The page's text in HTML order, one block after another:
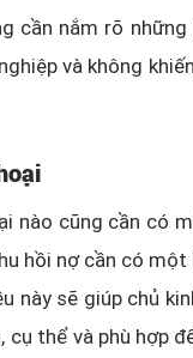
cần nắm rõ
và không
nào cũng cần có
hồi nợ cần có
này sẽ giúp chủ
thể và phù hợp